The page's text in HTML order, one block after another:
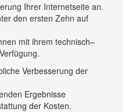
Ihrer Internetseite an.
den ersten Zehn auf
mit ihrem technisch–
Verbesserung der
Ergebnisse
der Kosten.